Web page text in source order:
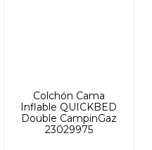
Colchón Cama
Inflable QUICKBED
Double CampinGaz
23029975